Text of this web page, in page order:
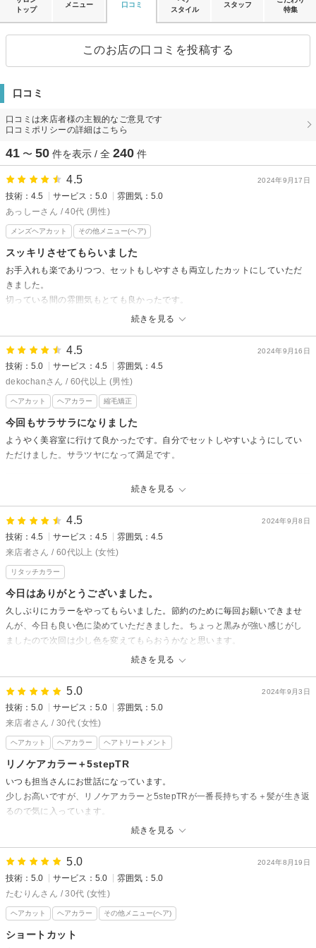
トップ
メニュー 口コミ
スタイル
スタッフ
特集
このお店の口コミを投稿する
口コミ
口コミは来店者様の主観的なご意見です
口コミポリシーの詳細はこちら
41 〜 50 件を表示 / 全 240 件
2024年9月17日
4.5
技術：4.5 サービス：5.0
雰囲気：5.0
あっしーさん / 40代 (男性)
メンズヘアカット その他メニュー(ヘア)
スッキリさせてもらいました
続きを見る
お手入れも楽でありつつ、セットもしやすさも両立したカットにしていただ
きました。
切っている間の雰囲気もとても良かったです。
半個室 rire hair 香椎店からの返信
あっしーさん様
先日はスーリール香椎店に御来店頂きありがとうございました。
さっぱりとした涼しげなヘアスタイル、お似合いでしたね(^-^)
気に入っていただき良かったです。
また似合うヘアスタイルをしっかりご提案させて頂きますね。
次回の御来店も心よりお待ちいたしております。
2024年9月16日
4.5
技術：5.0 サービス：4.5
雰囲気：4.5
dekochanさん / 60代以上 (男性)
ヘアカット ヘアカラー 縮毛矯正
今回もサラサラになりました
続きを見る
ようやく美容室に行けて良かったです。自分でセットしやすいようにしてい
ただけました。サラツヤになって満足です。
半個室 rire hair 香椎店からの返信
先日はお暑い中ご来店いただきありがとうございました。
素敵な口コミもありがとうございます。
今回はいつもより少し周期に空きがございましたが、今回のヘアスタイル
も気に入っていただけて大変嬉しく思います。
その後やりづらいところなどございませんか？
何かございましたら何なりとお申し付けください。
次回も満足して頂けるよう努力してまいります。
またのご来店心よりお待ちしております。
2024年9月8日
4.5
技術：4.5 サービス：4.5
雰囲気：4.5
来店者さん / 60代以上 (女性)
リタッチカラー
今日はありがとうございました。
続きを見る
久しぶりにカラーをやってもらいました。節約のために毎回お願いできませ
んが、今日も良い色に染めていただきました。ちょっと黒みが強い感じがし
ましたので次回は少し色を変えてもらおうかなと思います。
来店者さん様
先日もお暑い中ご来店いただきありがとうございました。
この度も素敵な口コミもありがとうございます。
数か月振りの当店でのヘアカラーでしたが、少し黒みを感じるとの事でし
たので、次回は毛先の方も色味を合わせるメニューにされると色味も変化
して、ご希望に沿うことができるかと思います。
次回はもっと満足して頂けるよう努力して参ります。
またのご来店心よりお待ちしております。
2024年9月3日
5.0
技術：5.0 サービス：5.0
雰囲気：5.0
来店者さん / 30代 (女性)
ヘアカット ヘアカラー ヘアトリートメント
リノケアカラー＋5stepTR
続きを見る
いつも担当さんにお世話になっています。
少しお高いですが、リノケアカラーと5stepTRが一番長持ちする＋髪が生き返
るので気に入っています。
毎回状況を丁寧に確認してくださり、今回はカットから前髪カットに変更し
ていただきました。
また、こちらの都合で退店時間を早めたいと無茶なお願いをしてしまいまし
たが対応いただきありがとうございました。プロを感じました…
これからもよろしくお願いいたします。
2024年8月19日
5.0
技術：5.0 サービス：5.0
雰囲気：5.0
たむりんさん / 30代 (女性)
ヘアカット ヘアカラー その他メニュー(ヘア)
ショートカット